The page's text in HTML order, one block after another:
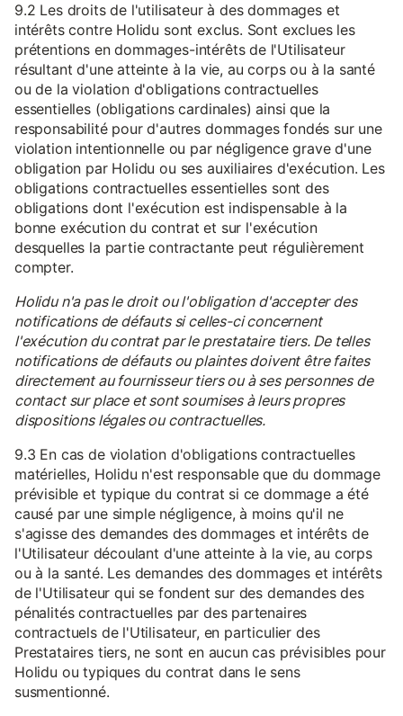
9.2 Les droits de l'utilisateur à des dommages et
intérêts contre Holidu sont exclus. Sont exclues les
prétentions en dommages-intérêts de l'Utilisateur
résultant d'une atteinte à la vie, au corps ou à la santé
ou de la violation d'obligations contractuelles
essentielles (obligations cardinales) ainsi que la
responsabilité pour d'autres dommages fondés sur une
violation intentionnelle ou par négligence grave d'une
obligation par Holidu ou ses auxiliaires d'exécution. Les
obligations contractuelles essentielles sont des
obligations dont l'exécution est indispensable à la
bonne exécution du contrat et sur l'exécution
desquelles la partie contractante peut régulièrement
compter.
Holidu n'a pas le droit ou l'obligation d'accepter des
notifications de défauts si celles-ci concernent
l'exécution du contrat par le prestataire tiers. De telles
notifications de défauts ou plaintes doivent être faites
directement au fournisseur tiers ou à ses personnes de
contact sur place et sont soumises à leurs propres
dispositions légales ou contractuelles.
9.3 En cas de violation d'obligations contractuelles
matérielles, Holidu n'est responsable que du dommage
prévisible et typique du contrat si ce dommage a été
causé par une simple négligence, à moins qu'il ne
s'agisse des demandes des dommages et intérêts de
l'Utilisateur découlant d'une atteinte à la vie, au corps
ou à la santé. Les demandes des dommages et intérêts
de l'Utilisateur qui se fondent sur des demandes des
pénalités contractuelles par des partenaires
contractuels de l'Utilisateur, en particulier des
Prestataires tiers, ne sont en aucun cas prévisibles pour
Holidu ou typiques du contrat dans le sens
susmentionné.